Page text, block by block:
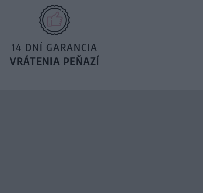
14 DNÍ GARANCIA
VRÁTENIA PEŇAZÍ